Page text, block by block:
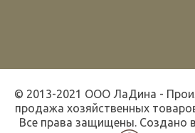
© 2013-2021 ООО ЛаДина -
продажа хозяйственных
Все права защищены. Создано